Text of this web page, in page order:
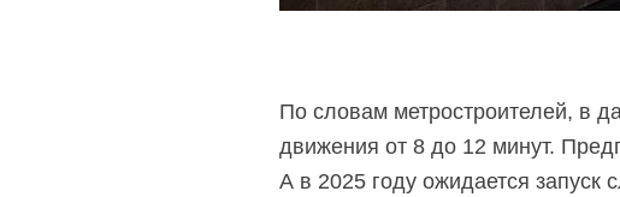
По словам метростроителей, в
движения от 8 до 12 минут.
А в 2025 году ожидается